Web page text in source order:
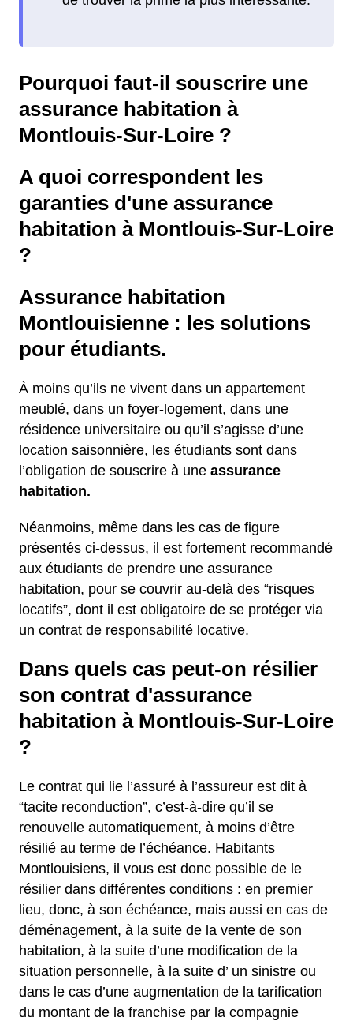
Pourquoi faut-il souscrire une
assurance habitation à
Montlouis-Sur-Loire ?
A quoi correspondent les
garanties d'une assurance
habitation à Montlouis-Sur-Loire
?
Assurance habitation
Montlouisienne : les solutions
pour étudiants.
À moins qu’ils ne vivent dans un appartement
meublé, dans un foyer-logement, dans une
résidence universitaire ou qu’il s’agisse d’une
location saisonnière, les étudiants sont dans
l’obligation de souscrire à une assurance
habitation.
Néanmoins, même dans les cas de figure
présentés ci-dessus, il est fortement recommandé
aux étudiants de prendre une assurance
habitation, pour se couvrir au-delà des “risques
locatifs”, dont il est obligatoire de se protéger via
un contrat de responsabilité locative.
Dans quels cas peut-on résilier
son contrat d'assurance
habitation à Montlouis-Sur-Loire
?
Le contrat qui lie l’assuré à l’assureur est dit à
“tacite reconduction”, c’est-à-dire qu’il se
renouvelle automatiquement, à moins d’être
résilié au terme de l’échéance. Habitants
Montlouisiens, il vous est donc possible de le
résilier dans différentes conditions : en premier
lieu, donc, à son échéance, mais aussi en cas de
déménagement, à la suite de la vente de son
habitation, à la suite d’une modification de la
situation personnelle, à la suite d’ un sinistre ou
dans le cas d’une augmentation de la tarification
du montant de la franchise par la compagnie